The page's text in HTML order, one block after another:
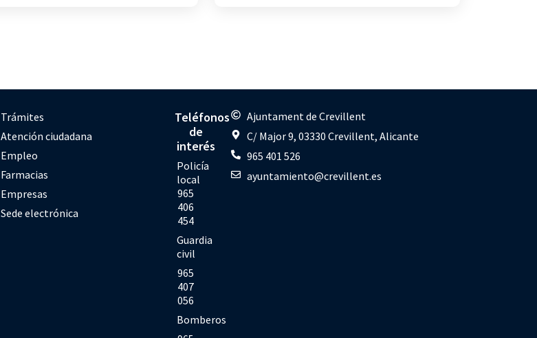
Trámites
Atención ciudadana
Empleo
Farmacias
Empresas
Sede electrónica
Teléfonos
de
interés
Policía
local
965
406
454
Guardia
civil
965
407
056
Bomberos
Ajuntament de Crevillent
C/ Major 9, 03330 Crevillent, Alicante
965 401 526
ayuntamiento@crevillent.es